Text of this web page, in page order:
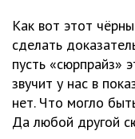
Как вот этот
сделать
пусть «сюрпрайз»
звучит у нас в
нет. Что могло
Да любой другой